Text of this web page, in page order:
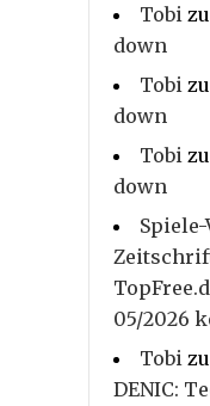
Tobi zu
down
Tobi zu
down
Tobi zu
down
05/2026
Tobi zu
DENIC: